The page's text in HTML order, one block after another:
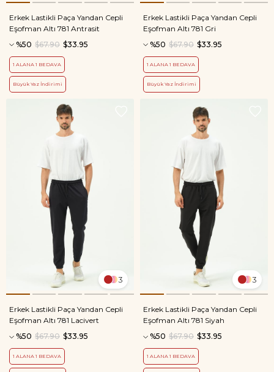
Erkek Lastikli Paça Yandan Cepli
Eşofman Altı 781 Antrasit
%50
$33.95
$67.90
1 ALANA 1 BEDAVA
Büyük Yaz İndirimi
Erkek Lastikli Paça Yandan Cepli
Eşofman Altı 781 Gri
%50
$33.95
$67.90
1 ALANA 1 BEDAVA
Büyük Yaz İndirimi
3
Erkek Lastikli Paça Yandan Cepli
Eşofman Altı 781 Lacivert
%50
$33.95
$67.90
1 ALANA 1 BEDAVA
3
Erkek Lastikli Paça Yandan Cepli
Eşofman Altı 781 Siyah
%50
$33.95
$67.90
1 ALANA 1 BEDAVA